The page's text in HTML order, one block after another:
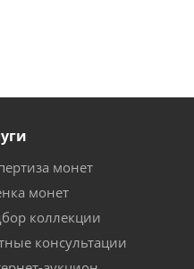
монет
монет
коллекции
консультации